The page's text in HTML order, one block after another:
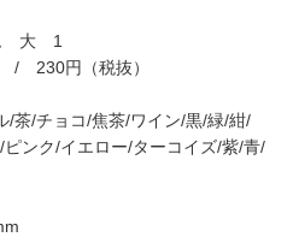
大 1
/ 230円（税抜）
茶/チョコ/焦茶/ワイン/黒/緑/紺/
ンク/イエロー/ターコイズ/紫/青/